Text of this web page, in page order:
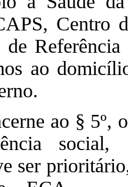
Centro
ao
ao § 5º,
social,
ser